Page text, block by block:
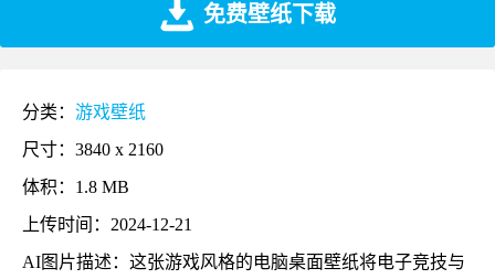
免费壁纸下载
分类： 游戏壁纸
尺寸：3840 x 2160
体积：1.8 MB
上传时间：2024-12-21
AI图片描述：这张游戏风格的电脑桌面壁纸将电子竞技与